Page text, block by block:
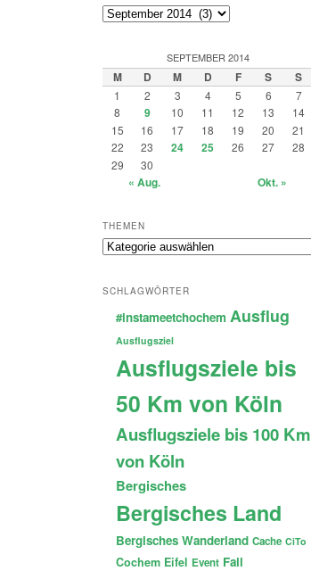
Archiv
SEPTEMBER 2014
M D M D F S S
1 2 3 4 5 6
7
8
9 10 11 12 13
14
15
16 17 18 19 20
21
22
23 24 25 26 27
28
29
30
« Aug. Okt. »
THEMEN
Themen
SCHLAGWÖRTER
#instameetchochem Ausflug
Ausflugsziel
Ausflugsziele bis
50 Km von Köln
Ausflugsziele bis 100 Km
von Köln
Bergisches
Bergisches Land
Bergisches Wanderland Cache CiTo
Cochem Eifel Event Fail